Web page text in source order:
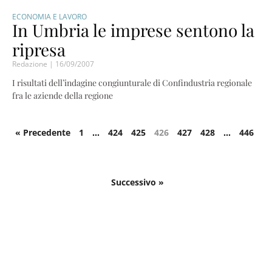
ECONOMIA E LAVORO
In Umbria le imprese sentono la
ripresa
Redazione 16/09/2007
I risultati dell’indagine congiunturale di Confindustria regionale
fra le aziende della regione
« Precedente 1 … 424 425 426 427 428 … 446
Successivo »